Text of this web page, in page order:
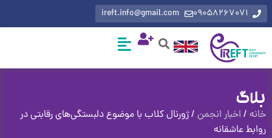
ireft.info@gmail.com
اخبار انجمن/ ژورنال کلاب با موضوع دلبستگی‌های رقابتی در